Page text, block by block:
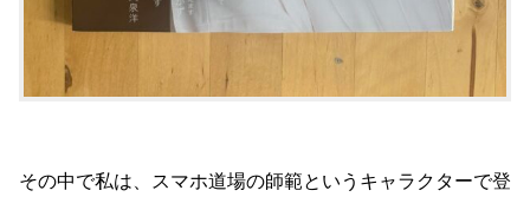
その中で私は、スマホ道場の師範というキャラクターで登